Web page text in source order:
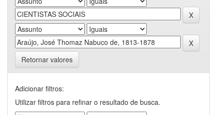
Retornar valores
Adicionar filtros:
Utilizar filtros para refinar o resultado de busca.